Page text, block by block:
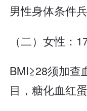
男性身体条件
（二）女性：
BMI≥28须加查
目，糖化血红